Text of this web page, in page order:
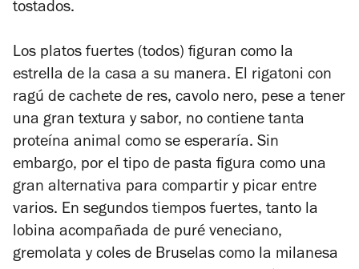
tostados.
Los platos fuertes (todos) figuran como la
estrella de la casa a su manera. El rigatoni con
ragú de cachete de res, cavolo nero, pese a tener
una gran textura y sabor, no contiene tanta
proteína animal como se esperaría. Sin
embargo, por el tipo de pasta figura como una
gran alternativa para compartir y picar entre
varios. En segundos tiempos fuertes, tanto la
lobina acompañada de puré veneciano,
gremolata y coles de Bruselas como la milanesa